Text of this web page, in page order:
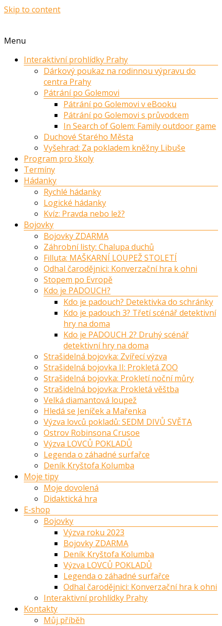
Skip to content
Menu
Interaktivní prohlídky Prahy
Dárkový poukaz na rodinnou výpravu do
centra Prahy
Pátrání po Golemovi
Pátrání po Golemovi v eBooku
Pátrání po Golemovi s průvodcem
In Search of Golem: Family outdoor game
Duchové Starého Města
Vyšehrad: Za pokladem kněžny Libuše
Program pro školy
Termíny
Hádanky
Rychlé hádanky
Logické hádanky
Kvíz: Pravda nebo lež?
Bojovky
Bojovky ZDARMA
Záhrobní listy: Chalupa duchů
Filluta: MAŠKARNÍ LOUPEŽ STOLETÍ
Odhal čarodějnici: Konverzační hra k ohni
Stopem po Evropě
Kdo je PADOUCH?
Kdo je padouch? Detektivka do schránky
Kdo je padouch 3? Třetí scénář detektivní
hry na doma
Kdo je PADOUCH 2? Druhý scénář
detektivní hry na doma
Strašidelná bojovka: Zvířecí výzva
Strašidelná bojovka II: Prokletá ZOO
Strašidelná bojovka: Prokletí noční můry
Strašidelná bojovka: Prokletá věštba
Velká diamantová loupež
Hledá se Jeníček a Mařenka
Výzva lovců pokladů: SEDM DIVŮ SVĚTA
Ostrov Robinsona Crusoe
Výzva LOVCŮ POKLADŮ
Legenda o záhadné surfařce
Deník Kryštofa Kolumba
Moje tipy
Moje dovolená
Didaktická hra
E-shop
Bojovky
Výzva roku 2023
Bojovky ZDARMA
Deník Kryštofa Kolumba
Výzva LOVCŮ POKLADŮ
Legenda o záhadné surfařce
Odhal čarodějnici: Konverzační hra k ohni
Interaktivní prohlídky Prahy
Kontakty
Můj příběh